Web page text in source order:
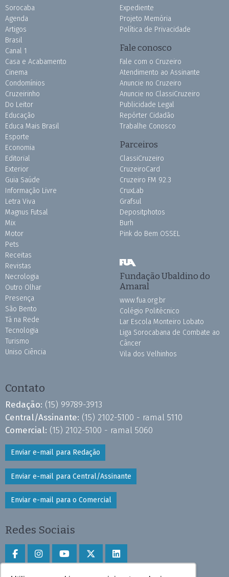
Sorocaba
Agenda
Artigos
Brasil
Canal 1
Casa e Acabamento
Cinema
Condomínios
Cruzeirinho
Do Leitor
Educação
Educa Mais Brasil
Esporte
Economia
Editorial
Exterior
Guia Saúde
Informação Livre
Letra Viva
Magnus Futsal
Mix
Motor
Pets
Receitas
Revistas
Necrologia
Outro Olhar
Presença
São Bento
Tá na Rede
Tecnologia
Turismo
Uniso Ciência
Expediente
Projeto Memória
Política de Privacidade
Fale conosco
Fale com o Cruzeiro
Atendimento ao Assinante
Anuncie no Cruzeiro
Anuncie no ClassiCruzeiro
Publicidade Legal
Repórter Cidadão
Trabalhe Conosco
Parceiros
ClassiCruzeiro
CruzeiroCard
Cruzeiro FM 92.3
CruxLab
Grafsul
Depositphotos
Burh
Pink do Bem OSSEL
Fundação Ubaldino do
Amaral
www.fua.org.br
Colégio Politécnico
Lar Escola Monteiro Lobato
Liga Sorocabana de Combate ao
Câncer
Vila dos Velhinhos
Contato
Redação: (15) 99789-3913
Central/Assinante: (15) 2102-5100 - ramal 5110
Comercial: (15) 2102-5100 - ramal 5060
Enviar e-mail para Redação
Enviar e-mail para Central/Assinante
Enviar e-mail para o Comercial
Redes Sociais